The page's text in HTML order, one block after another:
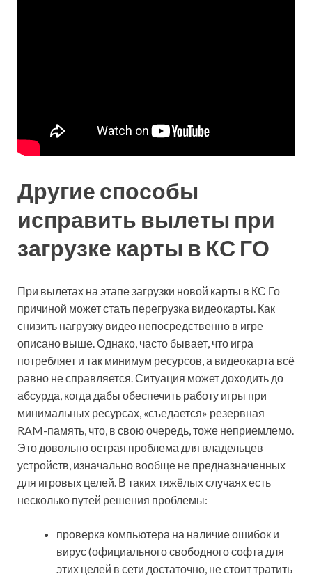
Другие способы
исправить вылеты при
загрузке карты в КС ГО
При вылетах на этапе загрузки новой карты в КС Го
причиной может стать перегрузка видеокарты. Как
снизить нагрузку видео непосредственно в игре
описано выше. Однако, часто бывает, что игра
потребляет и так минимум ресурсов, а видеокарта всё
равно не справляется. Ситуация может доходить до
абсурда, когда дабы обеспечить работу игры при
минимальных ресурсах, «съедается» резервная
RAM-память, что, в свою очередь, тоже неприемлемо.
Это довольно острая проблема для владельцев
устройств, изначально вообще не предназначенных
для игровых целей. В таких тяжёлых случаях есть
несколько путей решения проблемы:
проверка компьютера на наличие ошибок и
вирус (официального свободного софта для
этих целей в сети достаточно, не стоит тратить